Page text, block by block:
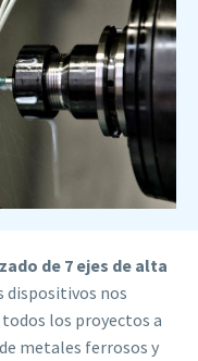
de 7 ejes de alta
dispositivos nos
los proyectos a
metales ferrosos y